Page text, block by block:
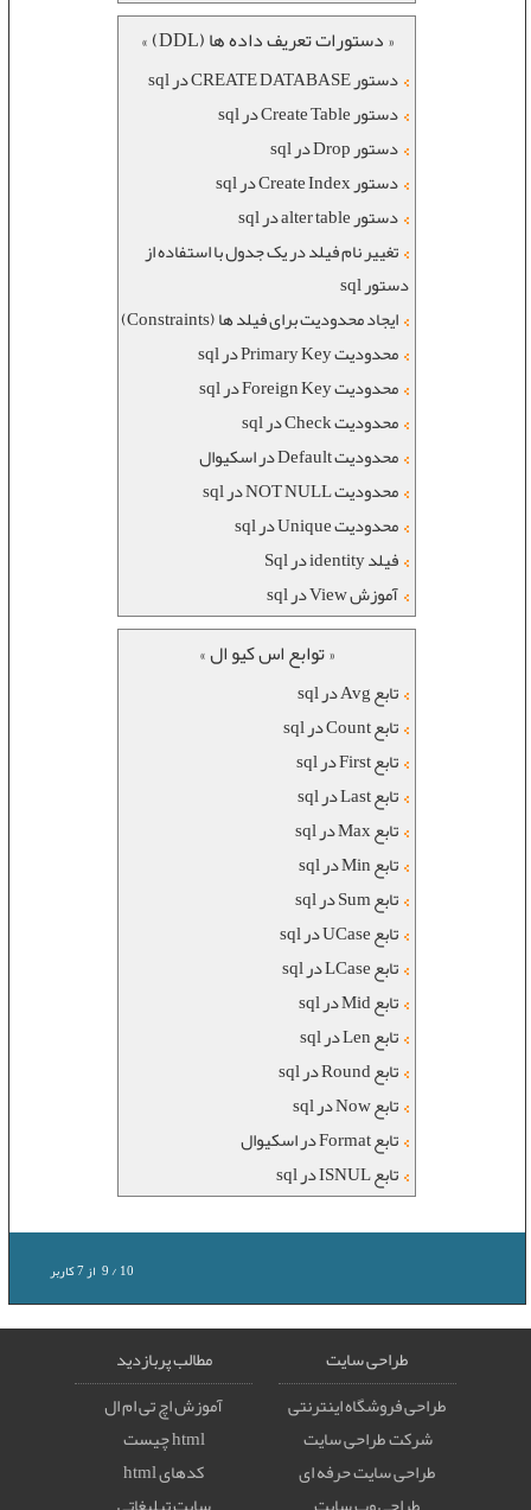
« دستورات تعریف داده ها (DDL) »
دستور CREATE DATABASE در sql
دستور Create Table در sql
دستور Drop در sql
دستور Create Index در sql
دستور alter table در sql
تغییر نام فیلد در یک جدول با استفاده از
دستور sql
ایجاد محدودیت برای فیلد ها (Constraints)
محدودیت Primary Key در sql
محدودیت Foreign Key در sql
محدودیت Check در sql
محدودیت Default در اسکیوال
محدودیت NOT NULL در sql
محدودیت Unique در sql
فیلد identity در Sql
آموزش View در sql
« توابع اس کیو ال »
تابع Avg در sql
تابع Count در sql
تابع First در sql
تابع Last در sql
تابع Max در sql
تابع Min در sql
تابع Sum در sql
تابع UCase در sql
تابع LCase در sql
تابع Mid در sql
تابع Len در sql
تابع Round در sql
تابع Now در sql
تابع Format در اسکیوال
تابع ISNUL در sql
9/10 از7کاربر
طراحی سایت
طراحی فروشگاه اینترنتی
شرکت طراحی سایت
طراحی سایت حرفه ای
مطالب پربازدید
آموزش اچ تی ام ال
html چیست
کدهای html